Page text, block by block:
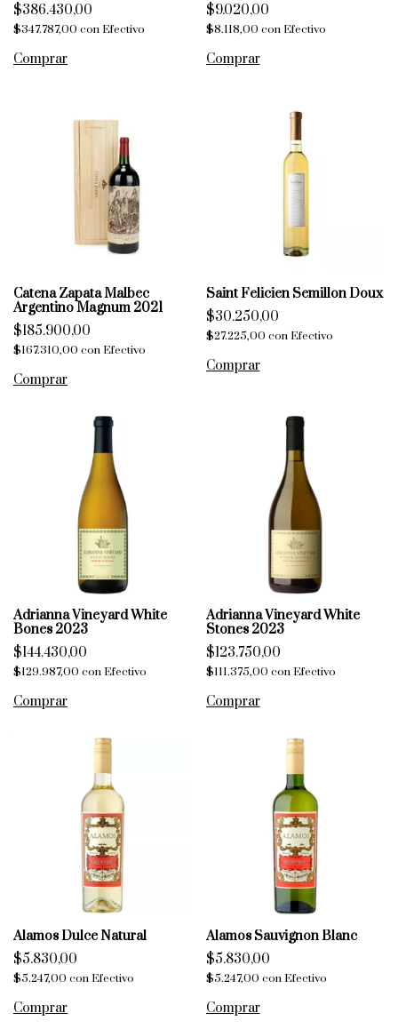
$386.430,00
$347.787,00 conEfectivo
$9.020,00
$8.118,00 con Efectivo
Catena Zapata Malbec
Argentino Magnum 2021
$185.900,00
$167.310,00 conEfectivo
Saint Felicien Semillon Doux
$30.250,00
$27.225,00 con Efectivo
Adrianna Vineyard White
Bones 2023
$144.430,00
$129.987,00 conEfectivo
Adrianna Vineyard White
Stones 2023
$123.750,00
$111.375,00 con Efectivo
Alamos Dulce Natural
$5.830,00
$5.247,00 conEfectivo
Alamos Sauvignon Blanc
$5.830,00
$5.247,00 con Efectivo